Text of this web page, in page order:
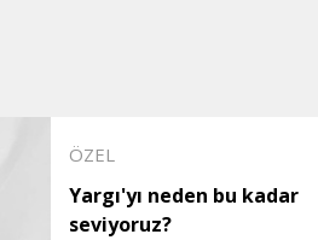
ÖZEL
Yargı'yı neden bu kadar
seviyoruz?